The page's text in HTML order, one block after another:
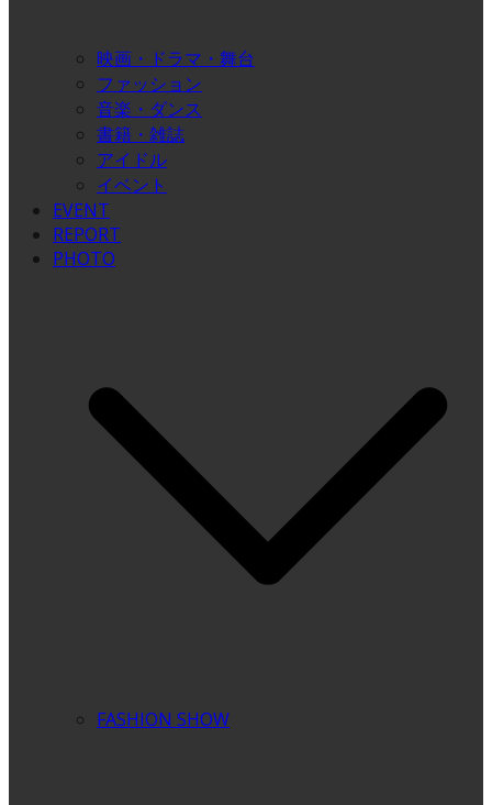
映画・ドラマ・舞台
ファッション
音楽・ダンス
書籍・雑誌
アイドル
イベント
EVENT
REPORT
PHOTO
FASHION SHOW